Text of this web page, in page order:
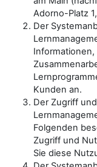
Adorno-Platz
Der
Kunden an.
Der Zugriff
Folgenden
Zugriff und
Sie diese